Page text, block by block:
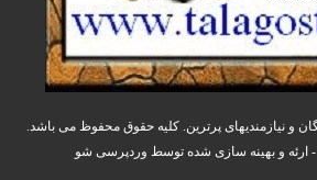
- ارئه و بهینه سازی شده توسط وردپرسی شو